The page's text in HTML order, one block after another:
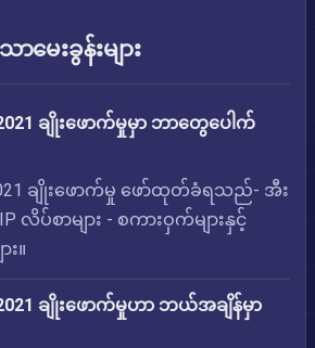
မေးခွန်းများ
ချိုးဖောက်မှုမှာ ဘာတွေပေါက်
ချိုးဖောက်မှု ဖော်ထုတ်ခံရသည်- အီး
လိပ်စာများ - စကားဝှက်များနှင့်
။
ချိုးဖောက်မှုဟာ ဘယ်အချိန်မှာ